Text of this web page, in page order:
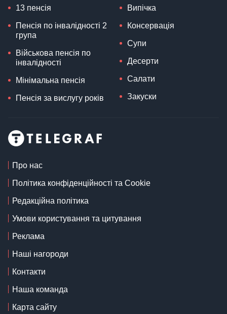
13 пенсія
Пенсія по інвалідності 2
група
Військова пенсія по
інвалідності
Мінімальна пенсія
Пенсія за вислугу років
Випічка
Консервація
Супи
Десерти
Салати
Закуски
Про нас
Політика конфіденційності та Cookie
Редакційна політика
Умови користування та цитування
Реклама
Наші нагороди
Контакти
Наша команда
Карта сайту